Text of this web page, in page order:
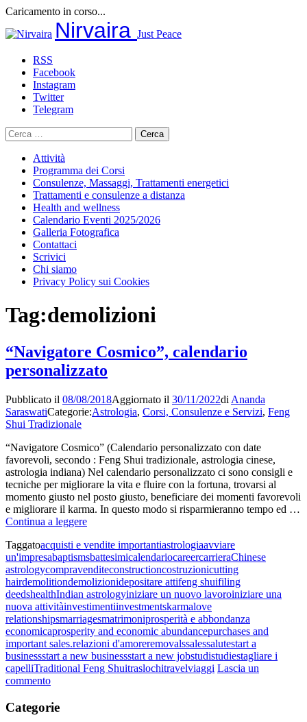
Caricamento in corso...
al
Nirvaira Just Peace
RSS
Facebook
Instagram
Twitter
Telegram
Ricerca
per:
Attività
Programma dei Corsi
Consulenze, Massaggi, Trattamenti energetici
Trattamenti e consulenze a distanza
Health and wellness
Calendario Eventi 2025/2026
Galleria Fotografica
Contattaci
Scrivici
Chi siamo
Privacy Policy sui Cookies
Tag:demolizioni
“Navigatore Cosmico”, calendario
personalizzato
Pubblicato il 08/08/2018Aggiornato il 30/11/2022di Ananda
SaraswatiCategorie:Astrologia, Corsi, Consulenze e Servizi, Feng
Shui Tradizionale
“Navigatore Cosmico” (Calendario personalizzato con date
favorevoli, secondo : Feng Shui tradizionale, astrologia cinese,
astrologia indiana) Nel calendario personalizzato ci sono consigli e
tecniche per migliorare la vita e fluire con la fortuna, trovarsi al
momento giusto nel posto giusto, beneficiare dei momenti favorevoli
e migliorare il karma. In questo modo si risparmieranno tempo ed …
Continua a leggere“Navigatore
calendario
personalizzato
Taggatoacquisti e vendite importantiastrologiaavviare
un'impresabaptismsbattesimicalendariocareercarrieraChinese
astrologycompravenditeconstructioncostruzionicutting
hairdemolitiondemolizionidepositare attifeng shuifiling
deedshealthIndian astrologyiniziare un nuovo lavoroiniziare una
nuova attivitàinvestimentiinvestmentskarmalove
relationshipsmarriagesmatrimoniprosperità e abbondanza
economicaprosperity and economic abundancepurchases and
important sales.relazioni d'amoreremovalssalessalutestart a
businessstart a new businessstart a new jobstudistudiestagliare i
capelliTraditional Feng Shuitraslochitravelviaggi Lascia un
commentosu
Cosmico”,
Categorie